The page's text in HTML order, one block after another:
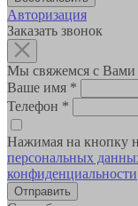
Авторизация
Заказать звонок
Мы свяжемся с Вами
Ваше имя *
Телефон *
Нажимая на кнопку
персональных
конфиденциальности